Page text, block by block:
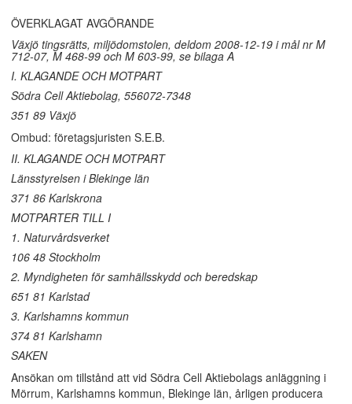
ÖVERKLAGAT AVGÖRANDE
Växjö tingsrätts, miljödomstolen, deldom 2008-12-19 i mål nr M
712-07, M 468-99 och M 603-99, se bilaga A
I. KLAGANDE OCH MOTPART
Södra Cell Aktiebolag, 556072-7348
351 89 Växjö
Ombud: företagsjuristen S.E.B.
II. KLAGANDE OCH MOTPART
Länsstyrelsen i Blekinge län
371 86 Karlskrona
MOTPARTER TILL I
1. Naturvårdsverket
106 48 Stockholm
2. Myndigheten för samhällsskydd och beredskap
651 81 Karlstad
3. Karlshamns kommun
374 81 Karlshamn
SAKEN
Ansökan om tillstånd att vid Södra Cell Aktiebolags anläggning i
Mörrum, Karlshamns kommun, Blekinge län, årligen producera